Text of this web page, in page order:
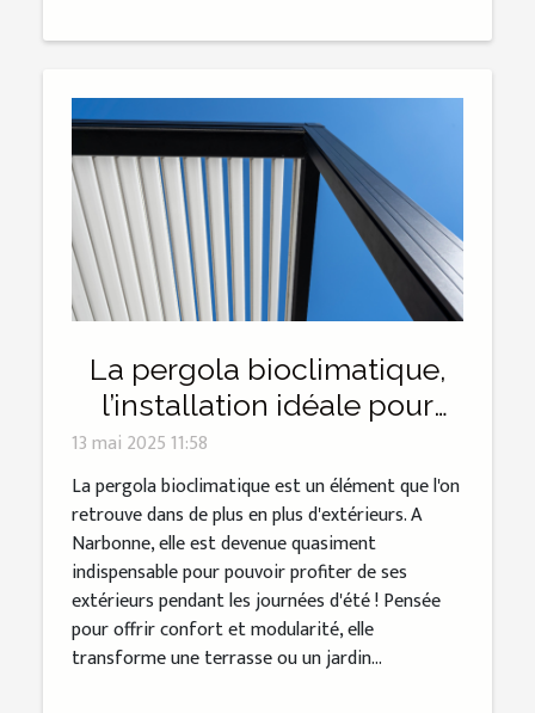
La pergola bioclimatique,
l’installation idéale pour
profiter de l’été à Narbonne !
13 mai 2025 11:58
La pergola bioclimatique est un élément que l'on
retrouve dans de plus en plus d'extérieurs. A
Narbonne, elle est devenue quasiment
indispensable pour pouvoir profiter de ses
extérieurs pendant les journées d'été ! Pensée
pour offrir confort et modularité, elle
transforme une terrasse ou un jardin...